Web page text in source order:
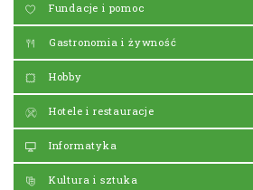
Fundacje i pomoc
Gastronomia i żywność
Hobby
Hotele i restauracje
Informatyka
Kultura i sztuka